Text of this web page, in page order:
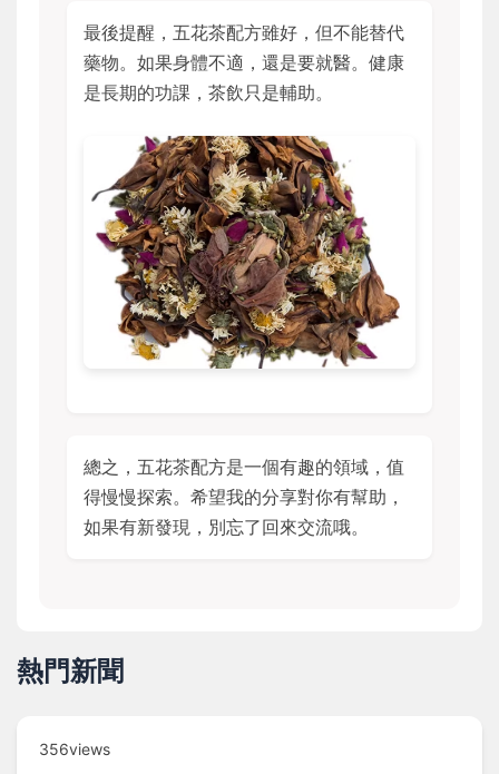
最後提醒，五花茶配方雖好，但不能替代
藥物。如果身體不適，還是要就醫。健康
是長期的功課，茶飲只是輔助。
總之，五花茶配方是一個有趣的領域，值
得慢慢探索。希望我的分享對你有幫助，
如果有新發現，別忘了回來交流哦。
熱門新聞
356views